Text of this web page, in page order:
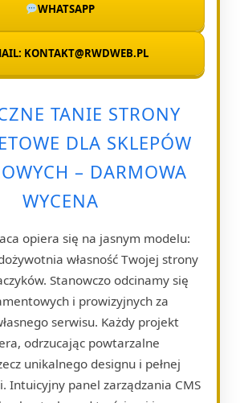
WHATSAPP
KONTAKT@RWDWEB.PL
TANIE STRONY
DLA SKLEPÓW
– DARMOWA
WYCENA
opiera się na jasnym modelu:
własność Twojej strony
Stanowczo odcinamy się
i prowizyjnych za
serwisu. Każdy projekt
odrzucając powtarzalne
unikalnego designu i pełnej
Intuicyjny panel zarządzania CMS